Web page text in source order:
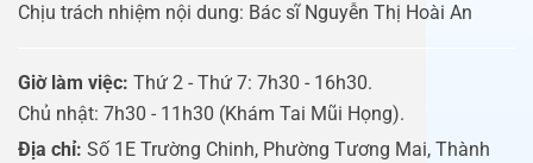
Chịu trách nhiệm nội dung: Bác sĩ Nguyễn Thị Hoài An
Giờ làm việc: Thứ 2 - Thứ 7: 7h30 - 16h30.
Chủ nhật: 7h30 - 11h30 (Khám Tai Mũi Họng).
Địa chỉ: Số 1E Trường Chinh, Phường Tương Mai, Thành